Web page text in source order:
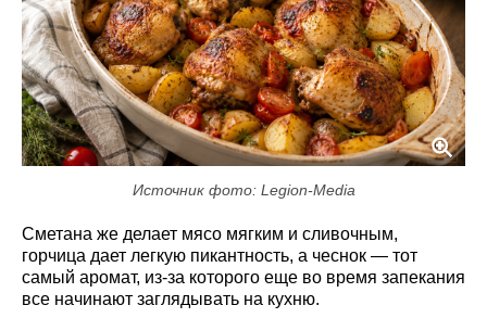
Источник фото: Legion-Media
Сметана же делает мясо мягким и сливочным,
горчица дает легкую пикантность, а чеснок — тот
самый аромат, из-за которого еще во время запекания
все начинают заглядывать на кухню.